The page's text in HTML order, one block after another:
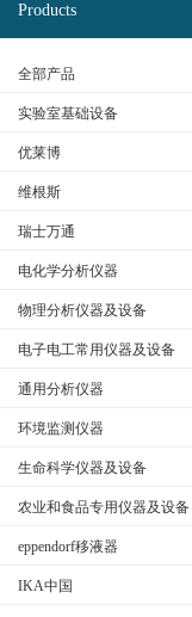
Products
全部产品
实验室基础设备
优莱博
维根斯
瑞士万通
电化学分析仪器
物理分析仪器及设备
电子电工常用仪器及设备
通用分析仪器
环境监测仪器
生命科学仪器及设备
农业和食品专用仪器及设备
eppendorf移液器
IKA中国